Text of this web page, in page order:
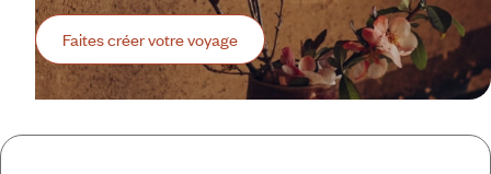
Faites créer votre voyage